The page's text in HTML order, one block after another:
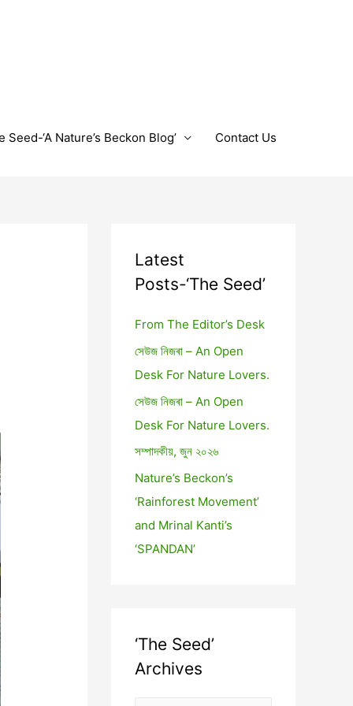
Seed-‘A Nature’s Beckon Blog’ Contact Us
Latest
Posts-‘The Seed’
From The Editor’s Desk
সেউজ নিজৰা – An Open
Desk For Nature Lovers.
সেউজ নিজৰা – An Open
Desk For Nature Lovers.
সম্পাদকীয়, জুন ২০২৬
Nature’s Beckon’s
‘Rainforest Movement’
and Mrinal Kanti’s
‘SPANDAN’
‘The Seed’
Archives